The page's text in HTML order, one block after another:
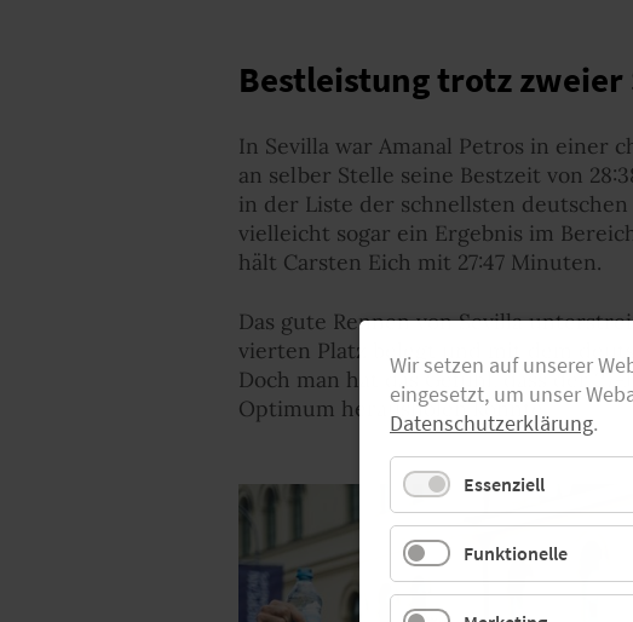
Bestleistung trotz zweier
In Sevilla war Amanal Petros in einer
an selber Stelle seine Bestzeit von
in der Liste der schnellsten
vielleicht sogar ein Ergebnis im
hält Carsten Eich mit 27:47 Minuten.
Das gute Rennen von Sevilla
vierten Platz belegt und mit dem
Doch man hat das Gefühl, dass der
Optimum herausholen konnte.
Wir setzen auf unserer
eingesetzt, um unser
Datenschutzerklärung.
Essenziell
Funktionelle